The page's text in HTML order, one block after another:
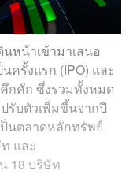
หน้าเข้ามาเสนอ
รั้งแรก (IPO) และ
กคัก ซึ่งรวมทั้งหมด
รับตัวเพิ่มขึ้นจากปี
นตลาดหลักทรัพย์
และ
18 บริษัท